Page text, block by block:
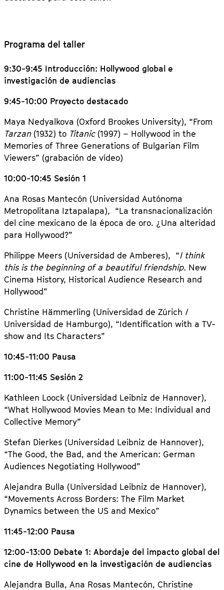
Programa del taller
9:30-9:45 Introducción: Hollywood global e
investigación de audiencias
9:45-10:00 Proyecto destacado
Maya Nedyalkova (Oxford Brookes University), “From
Tarzan(1932) to Titanic(1997) – Hollywood in the
Memories of Three Generations of Bulgarian Film
Viewers” (grabación de vídeo)
10:00-10:45 Sesión 1
Ana Rosas Mantecón (Universidad Autónoma
Metropolitana Iztapalapa), “La transnacionalización
del cine mexicano de la época de oro. ¿Una alteridad
para Hollywood?”
Philippe Meers (Universidad de Amberes), “I think
this is the beginning of a beautiful friendship. New
Cinema History, Historical Audience Research and
Hollywood”
Christine Hämmerling (Universidad de Zúrich /
Universidad de Hamburgo), “Identification with a TV-
show and Its Characters”
10:45-11:00 Pausa
11:00-11:45 Sesión 2
Kathleen Loock (Universidad Leibniz de Hannover),
“What Hollywood Movies Mean to Me: Individual and
Collective Memory”
Stefan Dierkes (Universidad Leibniz de Hannover),
“The Good, the Bad, and the American: German
Audiences Negotiating Hollywood”
Alejandra Bulla (Universidad Leibniz de Hannover),
“Movements Across Borders: The Film Market
Dynamics between the US and Mexico”
11:45-12:00 Pausa
12:00-13:00 Debate 1: Abordaje del impacto global del
cine de Hollywood en la investigación de audiencias
Alejandra Bulla, Ana Rosas Mantecón, Christine